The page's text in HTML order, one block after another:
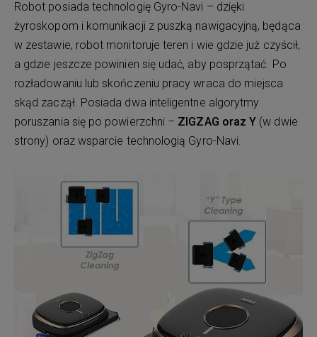
Robot posiada technologię Gyro-Navi – dzięki
żyroskopom i komunikacji z puszką nawigacyjną, będąca
w zestawie, robot monitoruje teren i wie gdzie już czyścił,
a gdzie jeszcze powinien się udać, aby posprzątać. Po
rozładowaniu lub skończeniu pracy wraca do miejsca
skąd zaczął. Posiada dwa inteligentne algorytmy
poruszania się po powierzchni – ZIGZAG oraz Y (w dwie
strony) oraz wsparcie technologią Gyro-Navi.